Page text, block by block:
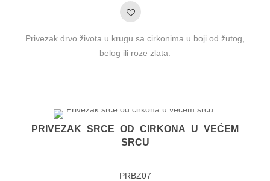
Privezak drvo života u krugu sa cirkonima u boji od žutog,
belog ili roze zlata.
PRIVEZAK SRCE OD CIRKONA U VEĆEM
SRCU
PRBZ07